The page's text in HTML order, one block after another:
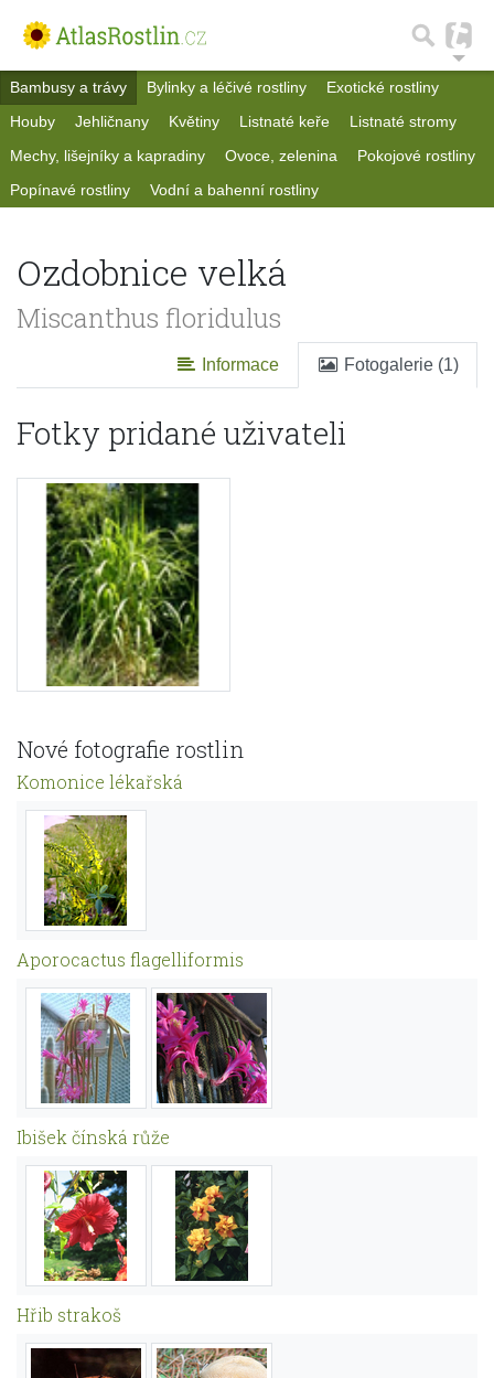
Bambusy a trávy Bylinky a léčivé rostliny
Exotické rostliny
Houby
Jehličnany Květiny Listnaté keře
Listnaté stromy
Mechy, lišejníky a kapradiny
Ovoce, zelenina
Pokojové rostliny
Popínavé rostliny
Vodní a bahenní rostliny
Ozdobnice velká
Miscanthus floridulus
Informace Fotogalerie (1)
Fotky pridané uživateli
Nové fotografie rostlin
Komonice lékařská
Aporocactus flagelliformis
Ibišek čínská růže
Hřib strakoš